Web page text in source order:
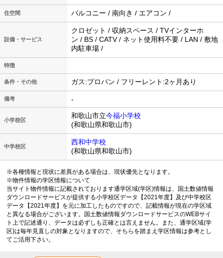
住空間 バルコニー / 南向き / エアコン /
設備・サービス
クロゼット / 収納スペース / TVインターホ
ン / BS / CATV / ネット使用料不要 / LAN / 敷地
内駐車場 /
特徴
条件・その他 ガス:プロパン / フリーレント:2ヶ月あり
備考 -
小学校区
和歌山市立今福小学校
(和歌山県和歌山市)
中学校区
西和中学校
(和歌山県和歌山市)
※各種情報と現状に差異がある場合は、現状優先となります。
※物件情報の学区情報について
当サイト物件情報に記載されております通学区域(学区)情報は、国土数値情報
ダウンロードサービスが提供する小学校区データ【2021年度】及び中学校区
データ【2021年度】を元に加工したものですので、記載情報が現在の学区域
と異なる場合がございます。国土数値情報ダウンロードサービスのWEBサイ
ト上で記述通り、データは必ずしも正確とは言えません。また、通学区域(学
区)は毎年見直しの対象となりますので、そちらを踏まえ学区情報は参考とし
てご活用下さい。